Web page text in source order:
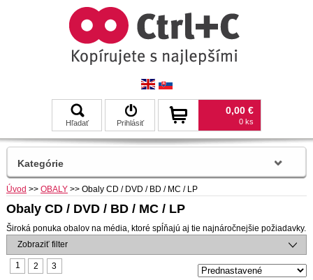
Hľadať Prihlásiť
0,00 €
0 ks
Úvod >> OBALY >> Obaly CD / DVD / BD / MC / LP
Obaly CD / DVD / BD / MC / LP
Široká ponuka obalov na média, ktoré spĺňajú aj tie najnáročnejšie požiadavky.
Zobraziť filter
1 2 3
Kategórie